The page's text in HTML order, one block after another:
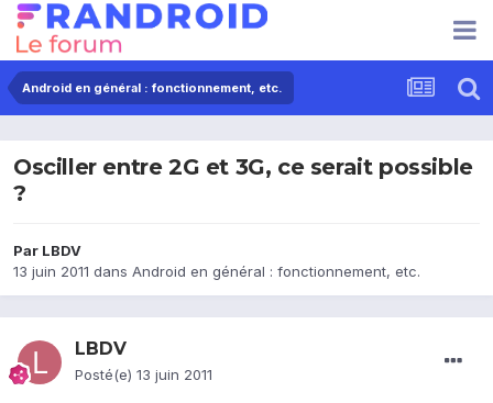
Android en général : fonctionnement, etc.
Osciller entre 2G et 3G, ce serait possible
?
Par LBDV
13 juin 2011 dans Android en général : fonctionnement, etc.
LBDV
Posté(e) 13 juin 2011